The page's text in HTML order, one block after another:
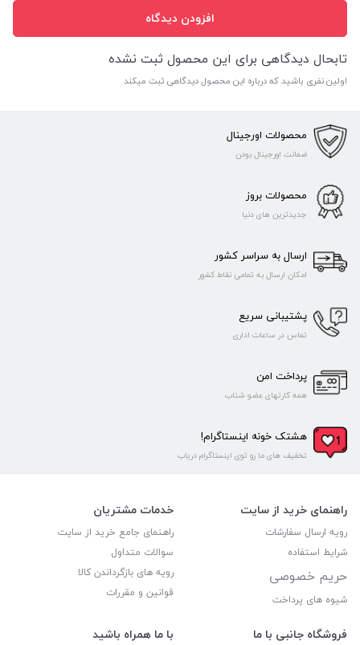
افزودن دیدگاه
تابحال دیدگاهی برای این محصول ثبت نشده
اولین نفری باشید که درباره این محصول دیدگاهی ثبت میکند
محصولات اورجینال
ضمانت اورجینال بودن
محصولات بروز
جدیدترین های دنیا
ارسال به سراسر کشور
امکان ارسال به تمامی نقاط کشور
پشتیبانی سریع
تماس در ساعات اداری
پرداخت امن
همه کارتهای عضو شتاب
هشتک خونه اینستاگرام!
تخفیف های ما رو توی اینستاگرام دریاب
راهنمای خرید از سایت
رویه ارسال سفارشات
شرایط استفاده
حریم خصوصی
شیوه های پرداخت
خدمات مشتریان
راهنمای جامع خرید از سایت
سوالات متداول
رویه های بازگرداندن کالا
قوانین و مقررات
فروشگاه جانبی با ما با ما همراه باشید